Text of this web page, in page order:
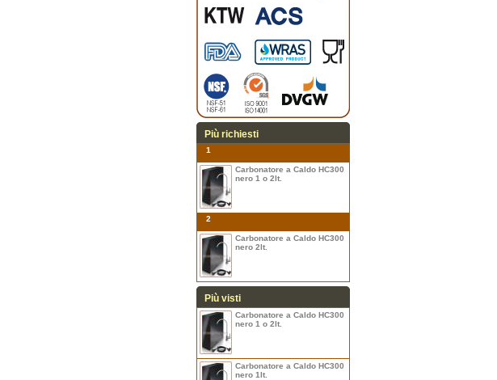
Più richiesti
1
Carbonatore a Caldo HC300
nero 1 o 2lt.
2
Carbonatore a Caldo HC300
nero 2lt.
Più visti
Carbonatore a Caldo HC300
nero 1 o 2lt.
Carbonatore a Caldo HC300
nero 1lt.